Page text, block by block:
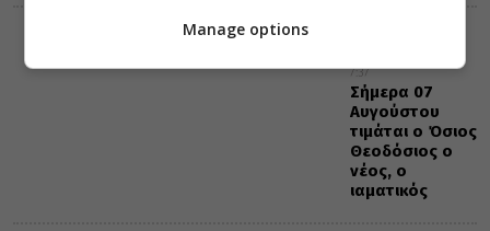
7:37
Σήμερα 07
Αυγούστου
τιμάται ο Όσιος
Θεοδόσιος ο
νέος, ο
ιαματικός
Manage options